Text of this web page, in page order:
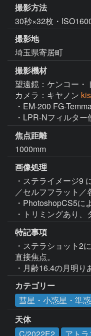
撮影方法
30秒×32枚・
撮影地
埼玉県寄居町
撮影機材
望遠鏡：ケンコー・
カメラ：キヤノン
・EM-200 FG-
・LPR-Nフィルター
焦点距離
1000mm
画像処理
・ステライメージ9
／セルフフラット／
・PhotoshopCS5に
・トリミングあり
特記事項
・ステラショット2
直接焦点。
・月齢16.4の月明り
カテゴリー
彗星・小惑星・準
天体